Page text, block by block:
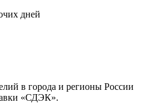
дней
в города и регионы России
«СДЭК».